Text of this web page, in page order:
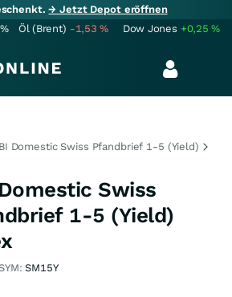
→ Jetzt Depot eröffnen
% Öl (Brent) -1,53% Dow Jones +0,25%
Domestic Swiss Pfandbrief 1-5 (Yield)
Swiss
1-5 (Yield)
SM15Y